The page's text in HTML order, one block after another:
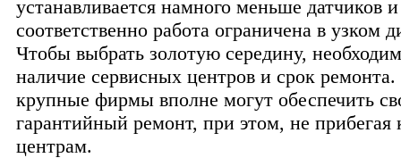
устанавливается намного меньше датчиков и
соответственно работа ограничена в узком
Чтобы выбрать золотую середину,
наличие сервисных центров и срок
крупные фирмы вполне могут обеспечить
гарантийный ремонт, при этом, не прибегая
центрам.